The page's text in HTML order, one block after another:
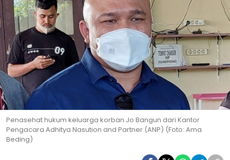
Penasehat hukum keluarga korban Jo Bangun dari Kantor
Pengacara Adhitya Nasution and Partner (ANP) (Foto: Ama
Beding)